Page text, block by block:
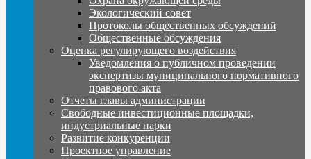
Экологический совет
Протоколы общественных обсуждений
Общественные обсуждения
Оценка регулирующего воздействия
Уведомления о публичном проведении
экспертизы муниципального нормативного
правового акта
Отчеты главы администрации
Свободные инвестиционные площадки,
индустриальные парки
Развитие конкуренции
Проектное управление